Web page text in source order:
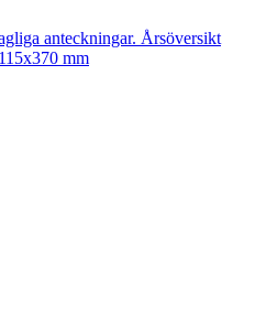
anteckningar. Årsöversikt
mm